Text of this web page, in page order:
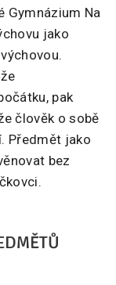
Gymnázium Na
jako
pak
člověk o sobě
Předmět jako
bez